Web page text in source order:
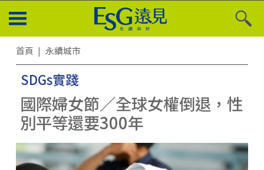
首頁 永續城市
SDGs實踐
國際婦女節／全球女權倒退，性
別平等還要300年